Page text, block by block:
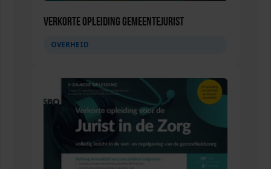
Verkorte Opleiding Gemeentejurist
OVERHEID